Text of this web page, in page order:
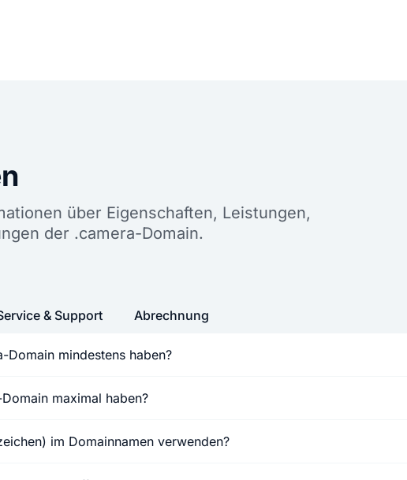
über Eigenschaften, Leistungen,
der .camera-Domain.
Domain mindestens haben?
maximal haben?
im Domainnamen verwenden?
& Support Abrechnung